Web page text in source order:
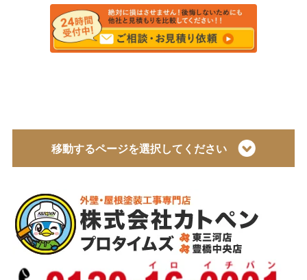
移動するページを選択してください
会社概要
代表取締役 加藤宜久よりご挨拶